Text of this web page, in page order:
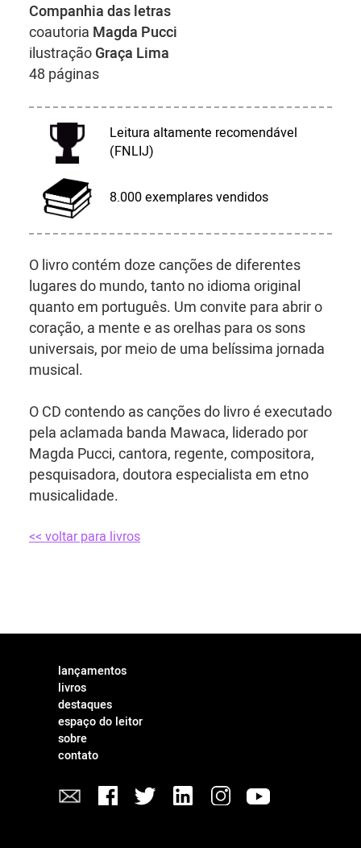
Companhia das letras
coautoria Magda Pucci
ilustraçãoGraça Lima
48 páginas
Leitura altamente recomendável
(FNLIJ)
8.000 exemplares vendidos
O livro contém doze canções de diferentes
lugares do mundo, tanto no idioma original
quanto em português. Um convite para abrir o
coração, a mente e as orelhas para os sons
universais, por meio de uma belíssima jornada
musical.
O CD contendo as canções do livro é executado
pela aclamada banda Mawaca, liderado por
Magda Pucci, cantora, regente, compositora,
pesquisadora, doutora especialista em etno
musicalidade.
<< voltar para livros
lançamentos
livros
destaques
espaço do leitor
sobre
contato